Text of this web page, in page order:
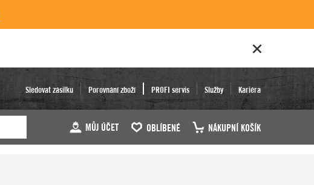
Sledovat zásilku Porovnání zboží PROFI servis Služby Kariéra
MŮJ ÚČET OBLÍBENÉ NÁKUPNÍ KOŠÍK